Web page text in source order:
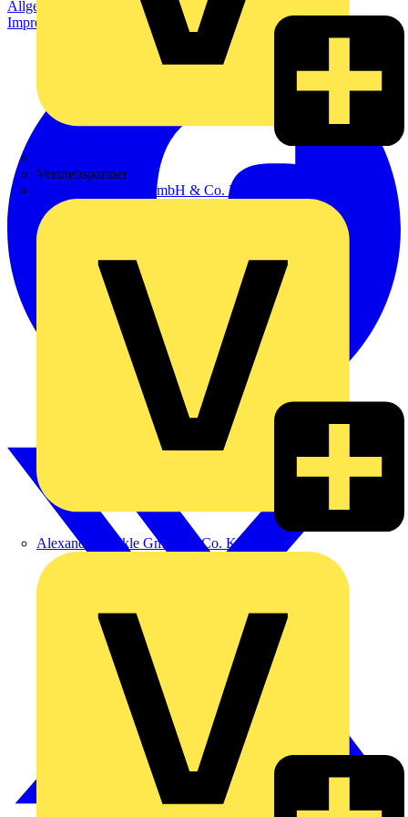
Vertriebspartner
Adalbert Zajadacz GmbH & Co. KG
Alexander Bürkle GmbH & Co. KG
Allgemeine Geschäftsbedingungen
Datenschutzerklärung
Impressum